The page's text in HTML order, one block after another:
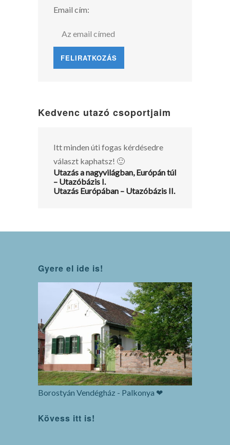
Email cím:
Kedvenc utazó csoportjaim
Itt minden úti fogas kérdésedre
választ kaphatsz! 🙂
Utazás a nagyvilágban, Európán túl
– Utazóbázis I.
Utazás Európában – Utazóbázis II.
Gyere el ide is!
Borostyán Vendégház - Palkonya ❤
Kövess itt is!